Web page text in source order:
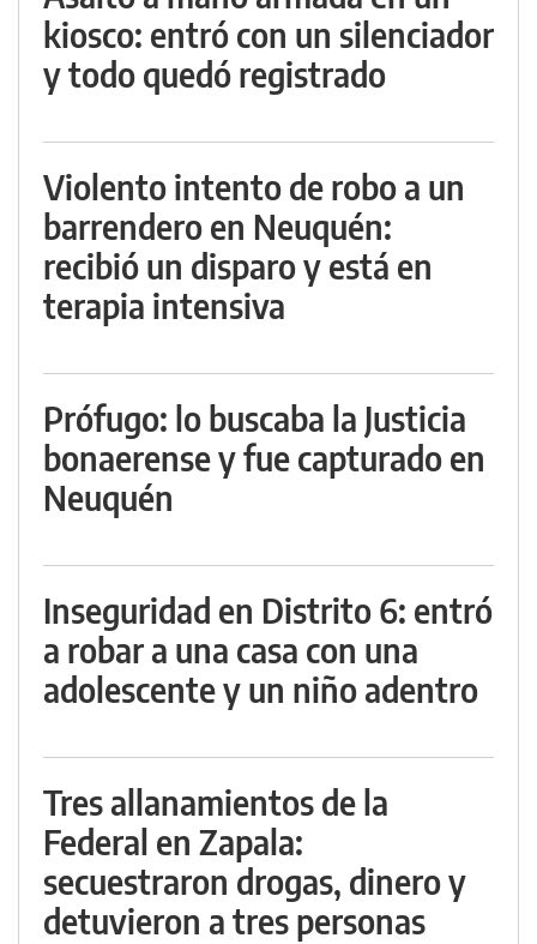
kiosco: entró con un silenciador
y todo quedó registrado
Violento intento de robo a un
barrendero en Neuquén:
recibió un disparo y está en
terapia intensiva
Prófugo: lo buscaba la Justicia
bonaerense y fue capturado en
Neuquén
Inseguridad en Distrito 6: entró
a robar a una casa con una
adolescente y un niño adentro
Tres allanamientos de la
Federal en Zapala:
secuestraron drogas, dinero y
detuvieron a tres personas